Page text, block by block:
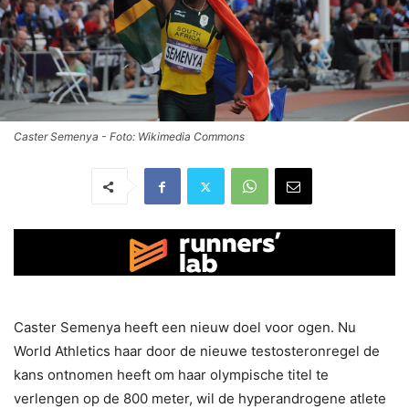
Caster Semenya - Foto: Wikimedia Commons
Caster Semenya heeft een nieuw doel voor ogen. Nu
World Athletics haar door de nieuwe testosteronregel de
kans ontnomen heeft om haar olympische titel te
verlengen op de 800 meter, wil de hyperandrogene atlete